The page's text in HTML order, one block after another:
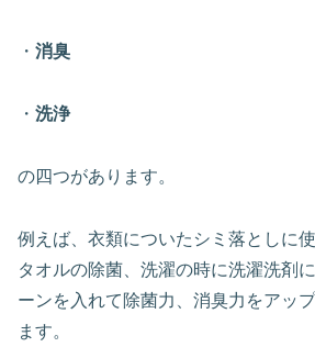
・ 消臭
・ 洗浄
の四つがあります。
例えば、衣類についたシミ落としに
タオルの除菌、洗濯の時に洗濯洗剤
ーンを入れて除菌力、消臭力をアッ
ます。